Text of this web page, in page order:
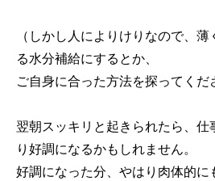
（しかし人によりけりなので、
る水分補給にするとか、
ご自身に合った方法を探ってくだ
翌朝スッキリと起きられたら、仕
り好調になるかもしれません。
好調になった分、やはり肉体的に